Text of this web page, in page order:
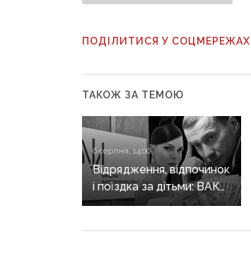
ПОДІЛИТИСЯ У
ТАКОЖ ЗА ТЕМОЮ
6 серпня, 14:00
Відрядження, відпочинок
і поїздка за дітьми: ВАКС
знову відмовив